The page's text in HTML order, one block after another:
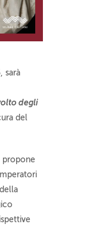
, sarà
degli
del
propone